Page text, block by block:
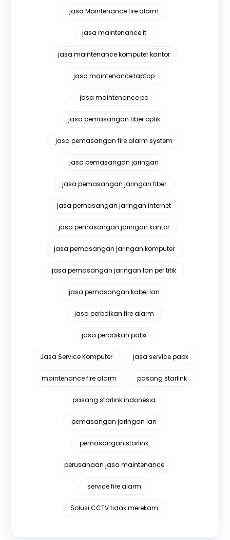
jasa Maintenance fire alarm
jasa maintenance it
jasa maintenance komputer kantor
jasa maintenance laptop
jasa maintenance pc
jasa pemasangan fiber optik
jasa pemasangan fire alarm system
jasa pemasangan jaringan
jasa pemasangan jaringan fiber
jasa pemasangan jaringan internet
jasa pemasangan jaringan kantor
jasa pemasangan jaringan komputer
jasa pemasangan jaringan lan per titik
jasa pemasangan kabel lan
jasa perbaikan fire alarm
jasa perbaikan pabx
Jasa Service Komputer jasa service pabx
maintenance fire alarm pasang starlink
pasang starlink indonesia
pemasangan jaringan lan
pemasangan starlink
perusahaan jasa maintenance
service fire alarm
Solusi CCTV tidak merekam